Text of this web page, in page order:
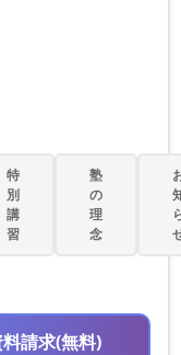
特
別
講
習
塾
の
理
念
請求(無料)